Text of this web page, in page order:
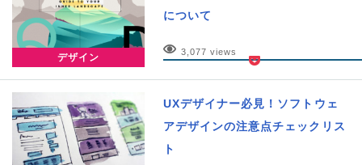
デザイン
について
3,077 views
UXデザイナー必見！ソフトウェ
アデザインの注意点チェックリス
ト